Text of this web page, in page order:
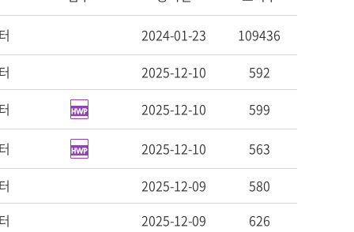
2024-01-23
109436
2025-12-10
592
2025-12-10 599
2025-12-10
563
2025-12-09
580
2025-12-09
626